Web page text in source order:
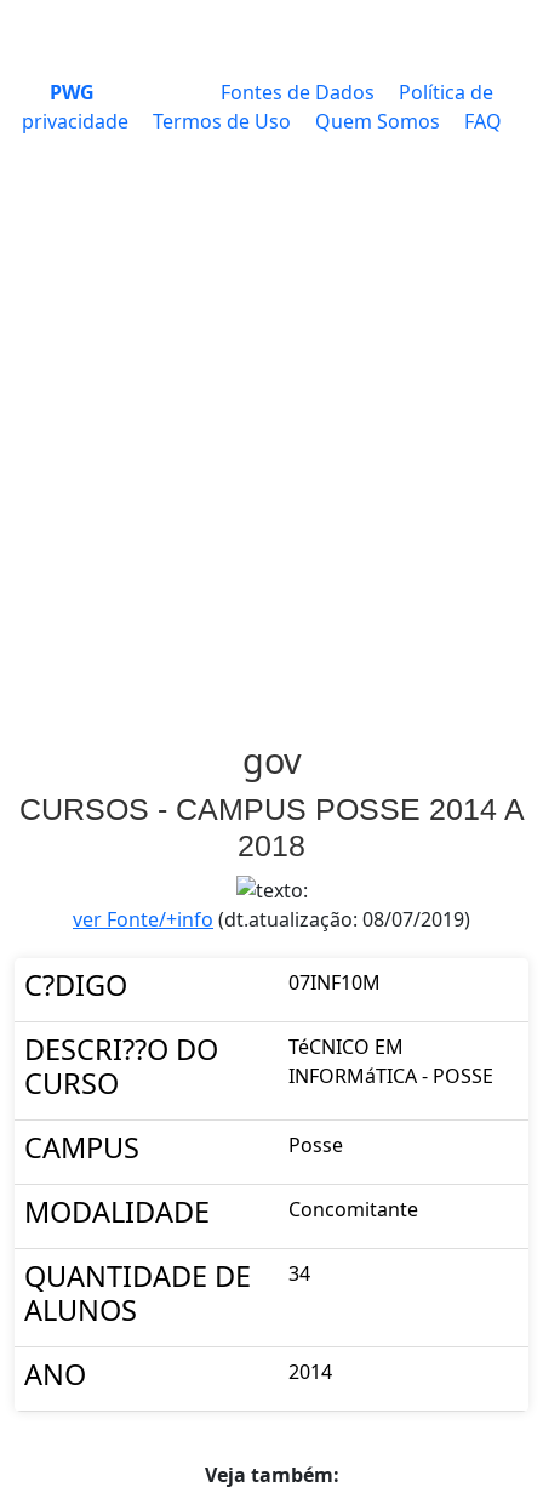
PWG Fontes de Dados
Política de
privacidade
Termos de Uso Quem Somos FAQ
gov
CURSOS - CAMPUS POSSE 2014 A
2018
ver Fonte/+info (dt.atualização: 08/07/2019)
C?DIGO 07INF10M
DESCRI??O DO
CURSO
TéCNICO EM
INFORMáTICA - POSSE
CAMPUS Posse
MODALIDADE Concomitante
QUANTIDADE DE
ALUNOS
34
ANO 2014
Veja também: